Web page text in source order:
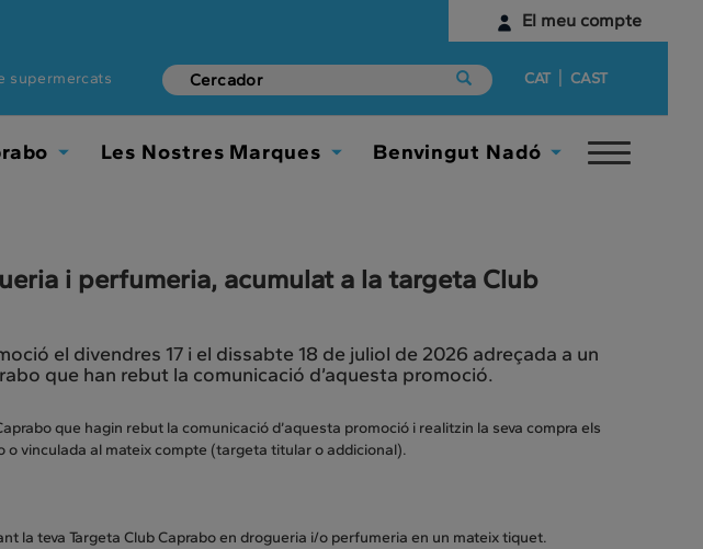
El meu compte
Identifica't
Comença aquí
supermercats CAT | CAST
Les Nostres Marques Benvingut Nadó
Toggle
i perfumeria, acumulat a la targeta Club
el divendres 17 i el dissabte 18 de juliol de 2026 adreçada a un
que han rebut la comunicació d’aquesta promoció.
que hagin rebut la comunicació d’aquesta promoció i realitzin la seva compra els
o vinculada al mateix compte (targeta titular o addicional).
la teva Targeta Club Caprabo en drogueria i/o perfumeria en un mateix tiquet.